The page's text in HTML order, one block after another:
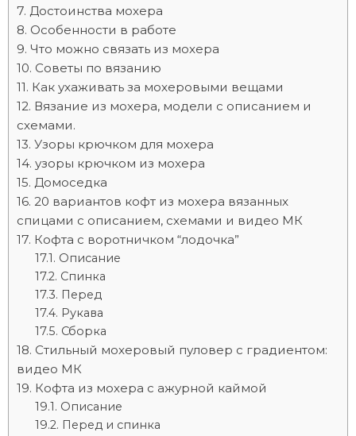
Достоинства мохера
Особенности в работе
Что можно связать из мохера
Советы по вязанию
Как ухаживать за мохеровыми вещами
Вязание из мохера, модели с описанием и
схемами.
Узоры крючком для мохера
узоры крючком из мохера
Домоседка
20 вариантов кофт из мохера вязанных
спицами с описанием, схемами и видео МК
Кофта с воротничком “лодочка”
Описание
Спинка
Перед
Рукава
Сборка
Стильный мохеровый пуловер с градиентом:
видео МК
Кофта из мохера с ажурной каймой
Описание
Перед и спинка